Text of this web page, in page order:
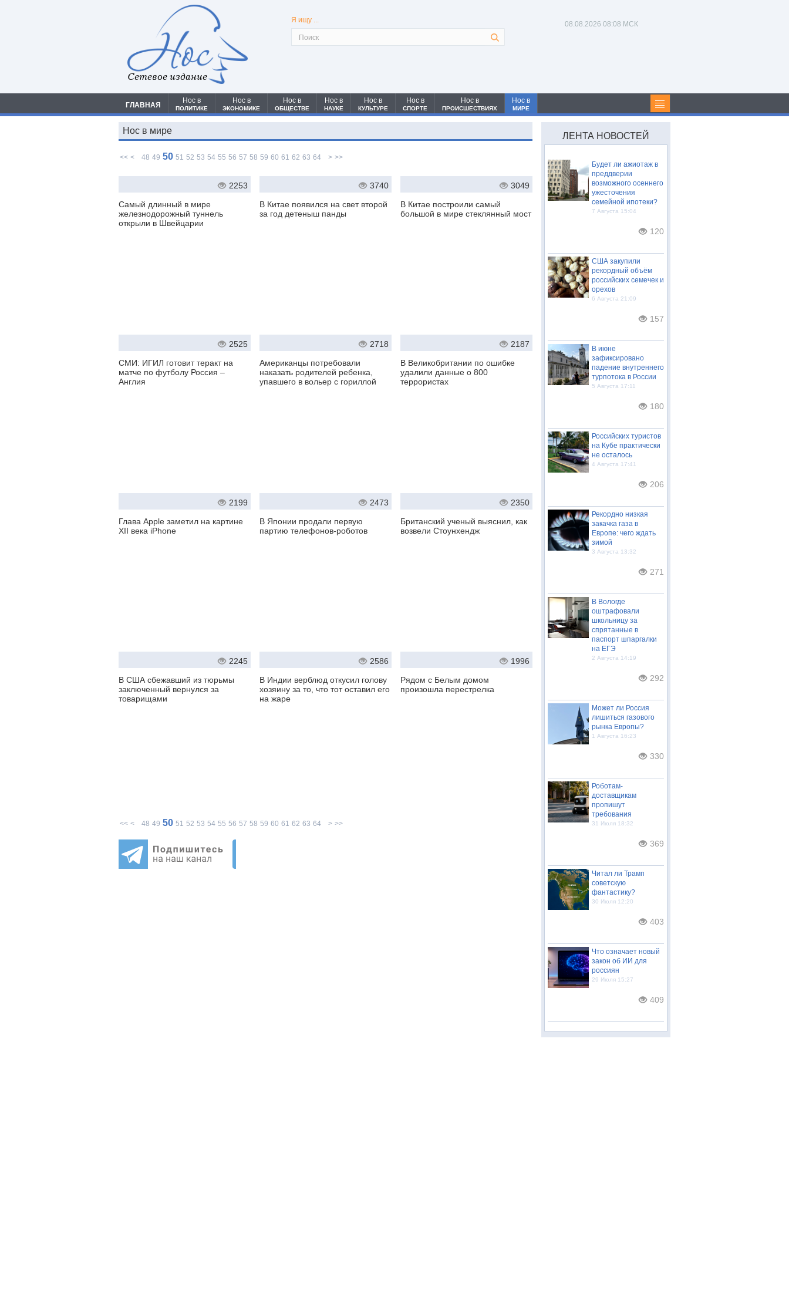
Сетевое издание
Я ищу ... 08.08.2026 08:08 МСК
ГЛАВНАЯ
Нос в
ПОЛИТИКЕ
Нос в
ЭКОНОМИКЕ
Нос в
ОБЩЕСТВЕ
Нос в
НАУКЕ
Нос в
КУЛЬТУРЕ
Нос в
СПОРТЕ
Нос в
ПРОИСШЕСТВИЯХ
Нос в
МИРЕ
Нос в мире
<< < 48 49 50 51 52 53 54 55 56 57 58 59 60 61 62 63 64 > >>
2253
Самый длинный в мире
железнодорожный туннель
открыли в Швейцарии
3740
В Китае появился на свет второй
за год детеныш панды
3049
В Китае построили самый
большой в мире стеклянный мост
2525
СМИ: ИГИЛ готовит теракт на
матче по футболу Россия –
Англия
2718
Американцы потребовали
наказать родителей ребенка,
упавшего в вольер с гориллой
2187
В Великобритании по ошибке
удалили данные о 800
террористах
2199
Глава Apple заметил на картине
XII века iPhone
2473
В Японии продали первую
партию телефонов-роботов
2350
Британский ученый выяснил, как
возвели Стоунхендж
2245
В США сбежавший из тюрьмы
заключенный вернулся за
товарищами
2586
В Индии верблюд откусил голову
хозяину за то, что тот оставил его
на жаре
1996
Рядом с Белым домом
произошла перестрелка
<< < 48 49 50 51 52 53 54 55 56 57 58 59 60 61 62 63 64 > >>
ЛЕНТА НОВОСТЕЙ
Будет ли ажиотаж в
преддверии
возможного осеннего
ужесточения
семейной ипотеки?
7 Августа 15:04
120
США закупили
рекордный объём
российских семечек и
орехов
6 Августа 21:09
157
В июне
зафиксировано
падение внутреннего
турпотока в России
5 Августа 17:11
180
Российских туристов
на Кубе практически
не осталось
4 Августа 17:41
206
Рекордно низкая
закачка газа в
Европе: чего ждать
зимой
3 Августа 13:32
271
В Вологде
оштрафовали
школьницу за
спрятанные в
паспорт шпаргалки
на ЕГЭ
2 Августа 14:19
292
Может ли Россия
лишиться газового
рынка Европы?
1 Августа 16:23
330
Роботам-
доставщикам
пропишут
требования
31 Июля 18:32
369
Читал ли Трамп
советскую
фантастику?
30 Июля 12:20
403
Что означает новый
закон об ИИ для
россиян
29 Июля 15:27
409